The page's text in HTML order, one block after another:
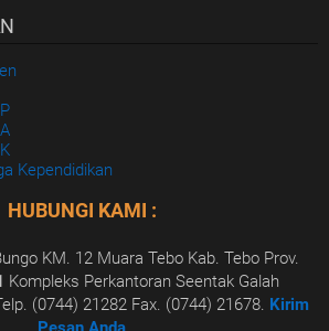
Kependidikan
HUBUNGI KAMI :
KM. 12 Muara Tebo Kab. Tebo Prov.
Kompleks Perkantoran Seentak Galah
(0744) 21282 Fax. (0744) 21678. Kirim